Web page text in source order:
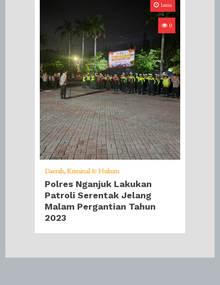
1min
0
Daerah Kriminal & Hukum
Polres Nganjuk Lakukan
Patroli Serentak Jelang
Malam Pergantian Tahun
2023